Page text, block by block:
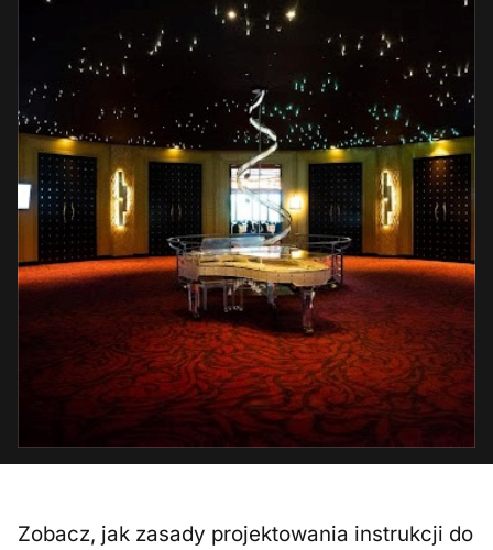
Zobacz, jak zasady projektowania instrukcji do